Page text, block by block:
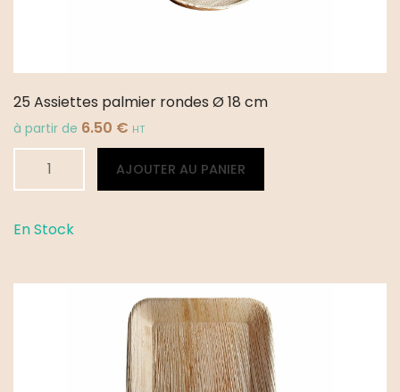
25 Assiettes palmier rondes Ø 18 cm
à partir de 6.50 € HT
Assiettes
Ø
AJOUTER AU PANIER
Alternative:
En Stock